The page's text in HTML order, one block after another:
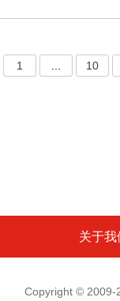
1 10
关于我
Copyright © 2009-